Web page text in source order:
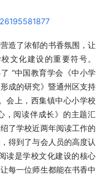
造了浓郁的书香氛围，让
文化建设的重要符号。
“中国教育学会《中小学
成的研究》暨通州区支持
会上，西集镇中心小学校
，阅读伴成长》的主题汇
了学校近两年阅读工作的
得到了与会人员的高度认
读是学校文化建设的核心
每一位师生都能在书香中